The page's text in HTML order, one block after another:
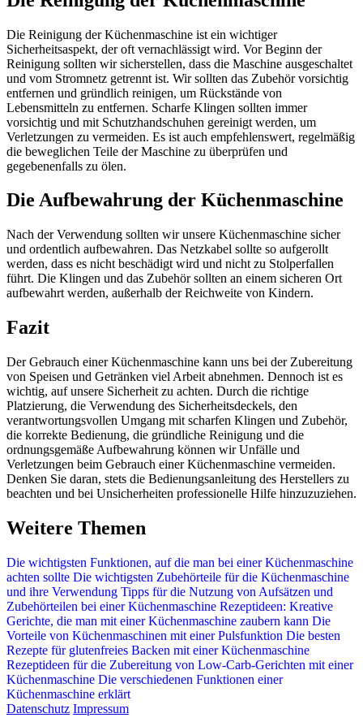
Die Reinigung der Küchenmaschine ist ein wichtiger
Sicherheitsaspekt, der oft vernachlässigt wird. Vor Beginn der
Reinigung sollten wir sicherstellen, dass die Maschine ausgeschaltet
und vom Stromnetz getrennt ist. Wir sollten das Zubehör vorsichtig
entfernen und gründlich reinigen, um Rückstände von
Lebensmitteln zu entfernen. Scharfe Klingen sollten immer
vorsichtig und mit Schutzhandschuhen gereinigt werden, um
Verletzungen zu vermeiden. Es ist auch empfehlenswert, regelmäßig
die beweglichen Teile der Maschine zu überprüfen und
gegebenenfalls zu ölen.
Die Aufbewahrung der Küchenmaschine
Nach der Verwendung sollten wir unsere Küchenmaschine sicher
und ordentlich aufbewahren. Das Netzkabel sollte so aufgerollt
werden, dass es nicht beschädigt wird und nicht zu Stolperfallen
führt. Die Klingen und das Zubehör sollten an einem sicheren Ort
aufbewahrt werden, außerhalb der Reichweite von Kindern.
Fazit
Der Gebrauch einer Küchenmaschine kann uns bei der Zubereitung
von Speisen und Getränken viel Arbeit abnehmen. Dennoch ist es
wichtig, auf unsere Sicherheit zu achten. Durch die richtige
Platzierung, die Verwendung des Sicherheitsdeckels, den
verantwortungsvollen Umgang mit scharfen Klingen und Zubehör,
die korrekte Bedienung, die gründliche Reinigung und die
ordnungsgemäße Aufbewahrung können wir Unfälle und
Verletzungen beim Gebrauch einer Küchenmaschine vermeiden.
Denken Sie daran, stets die Bedienungsanleitung des Herstellers zu
beachten und bei Unsicherheiten professionelle Hilfe hinzuzuziehen.
Weitere Themen
Die wichtigsten Funktionen, auf die man bei einer Küchenmaschine
achten sollte Die wichtigsten Zubehörteile für die Küchenmaschine
und ihre Verwendung Tipps für die Nutzung von Aufsätzen und
Zubehörteilen bei einer Küchenmaschine Rezeptideen: Kreative
Gerichte, die man mit einer Küchenmaschine zaubern kann Die
Vorteile von Küchenmaschinen mit einer Pulsfunktion Die besten
Rezepte für glutenfreies Backen mit einer Küchenmaschine
Rezeptideen für die Zubereitung von Low-Carb-Gerichten mit einer
Küchenmaschine Die verschiedenen Funktionen einer
Küchenmaschine erklärt
Datenschutz Impressum